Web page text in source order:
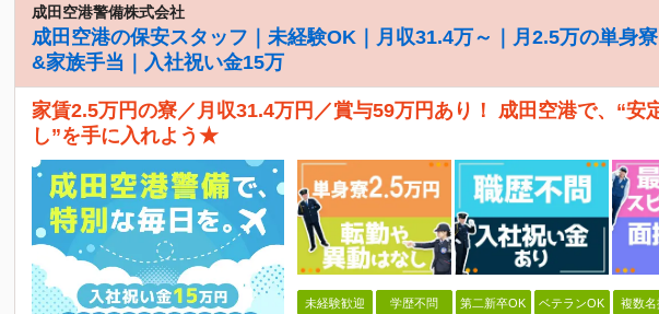
成田空港警備株式会社
成田空港の保安スタッフ｜未経験OK｜月収31.4万～｜月2.5万の単身
&家族手当｜入社祝い金15万
家賃2.5万円の寮／月収31.4万円／賞与59万円あり！ 成田空港で、“安
し”を手に入れよう★
未経験歓迎 学歴不問 第二新卒OK ベテランOK 複数名